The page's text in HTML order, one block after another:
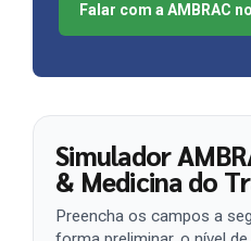
Falar com a AMBRAC
Simulador
& Medicina do
Preencha os campos a